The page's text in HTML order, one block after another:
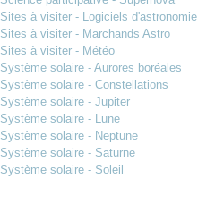
Sites à visiter - Logiciels d'astronomie
Sites à visiter - Marchands Astro
Sites à visiter - Météo
Système solaire - Aurores boréales
Système solaire - Constellations
Système solaire - Jupiter
Système solaire - Lune
Système solaire - Neptune
Système solaire - Saturne
Système solaire - Soleil